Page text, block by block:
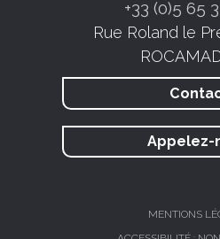
+33 (0)5 65
Rue Roland le
Appelez-
MENTIONS